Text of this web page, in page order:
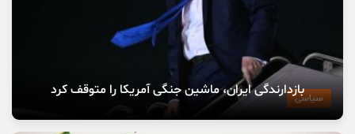
سیاسیبازدارندگی ایران، ماشین جنگی آمریکا را متوقف کرد